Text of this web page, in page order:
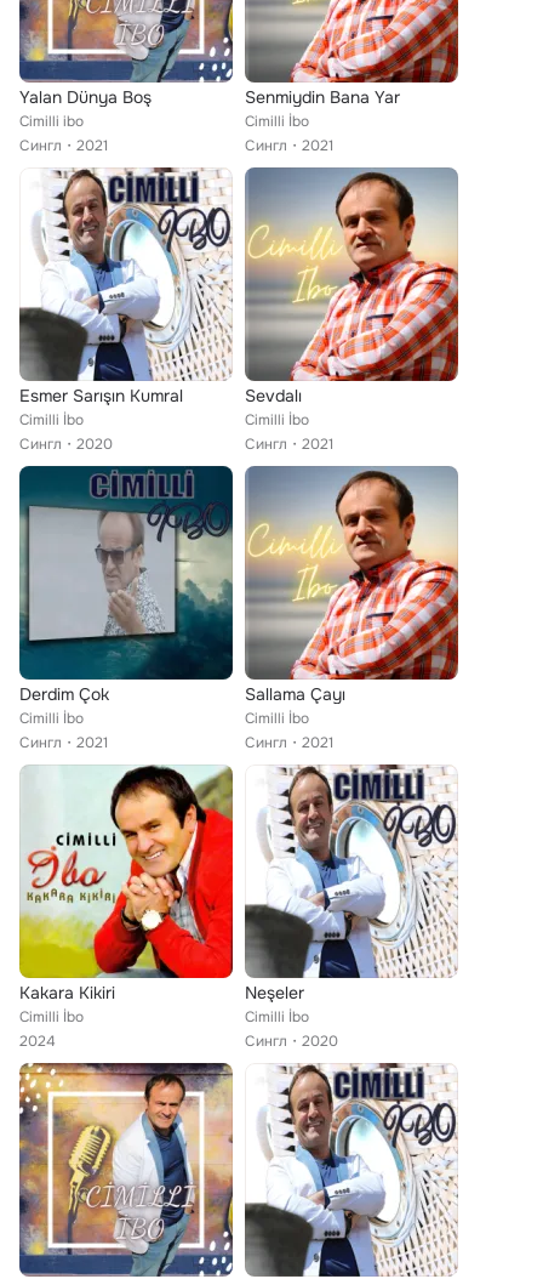
Yalan Dünya Boş
Cimilli ibo
Сингл
2021
Senmiydin Bana Yar
Cimilli İbo
Сингл
2021
Esmer Sarışın Kumral
Cimilli İbo
Сингл
2020
Sevdalı
Cimilli İbo
Сингл
2021
Derdim Çok
Cimilli İbo
Сингл
2021
Sallama Çayı
Cimilli İbo
Сингл
2021
Kakara Kikiri
Cimilli İbo
2024
Neşeler
Cimilli İbo
Сингл
2020